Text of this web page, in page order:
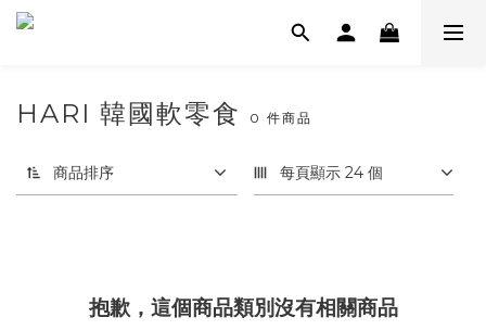
HARI 韓國軟零食 0 件商品
商品排序 每頁顯示 24 個
抱歉，這個商品類別沒有相關商品